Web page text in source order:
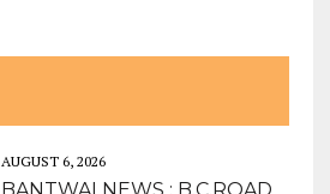
AUGUST 6, 2026